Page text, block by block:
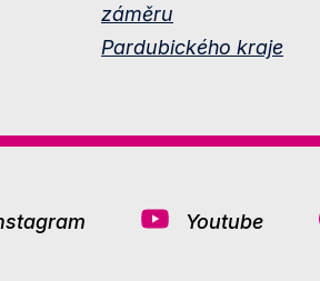
záměru
Pardubického kraje
Youtube